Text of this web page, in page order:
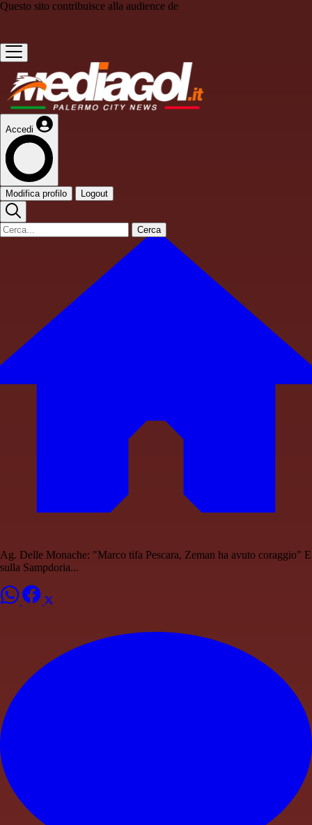
Questo sito contribuisce alla audience de
Accedi
Modifica profilo Logout
Cerca
Ag. Delle Monache: "Marco tifa Pescara, Zeman ha avuto coraggio" E
sulla Sampdoria...